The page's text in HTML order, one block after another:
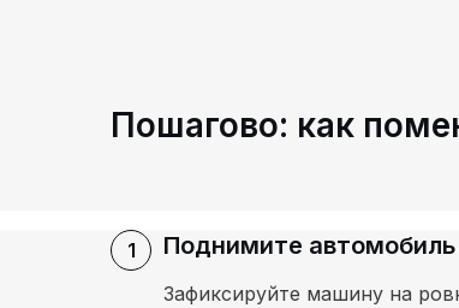
Пошагово: как
Поднимите автомобиль
Зафиксируйте машину на